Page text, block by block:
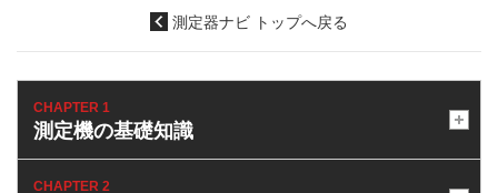
測定器ナビ トップへ戻る
CHAPTER 1
測定機の基礎知識
CHAPTER 2